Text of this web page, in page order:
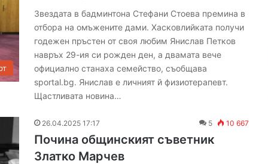
Звездата в бадминтона Стефани Стоева премина в
отбора на омъжените дами. Хасковлийката получи
годежен пръстен от своя любим Янислав Петков
навръх 29-ия си рожден ден, а двамата вече
официално станаха семейство, съобщава
sportal.bg. Янислав е личният й физиотерапевт.
Щастливата новина…
26.04.2025 17:17 5 10 667
Почина общинският съветник
Златко Марчев
у
в
а
1
0
0
-
о
и
ш